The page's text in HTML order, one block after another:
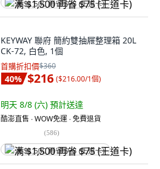
满 $1,500 再省 $75 (王道卡)
KEYWAY 聯府 簡約雙抽屜整理箱 20L
CK-72, 白色, 1個
首購折扣價$360
40% $216 ($216.00/1個)
明天 8/8 (六) 預計送達
酷澎直售 ∙ WOW免運 ∙ 免費退貨
(586)
满 $1,500 再省 $75 (王道卡)